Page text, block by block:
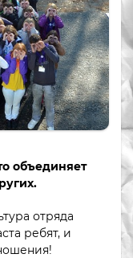
объединяет
отряда
ребят, и